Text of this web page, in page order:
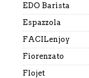
EDO Barista
Espazzola
FACILenjoy
Fiorenzato
Flojet